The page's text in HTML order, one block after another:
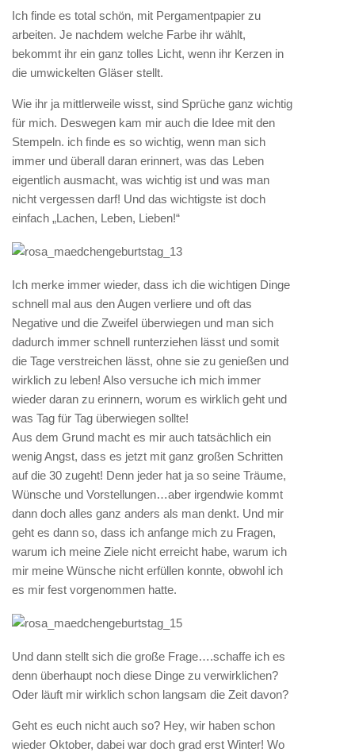
Ich finde es total schön, mit Pergamentpapier zu
arbeiten. Je nachdem welche Farbe ihr wählt,
bekommt ihr ein ganz tolles Licht, wenn ihr Kerzen in
die umwickelten Gläser stellt.
Wie ihr ja mittlerweile wisst, sind Sprüche ganz wichtig
für mich. Deswegen kam mir auch die Idee mit den
Stempeln. ich finde es so wichtig, wenn man sich
immer und überall daran erinnert, was das Leben
eigentlich ausmacht, was wichtig ist und was man
nicht vergessen darf! Und das wichtigste ist doch
einfach „Lachen, Leben, Lieben!“
Ich merke immer wieder, dass ich die wichtigen Dinge
schnell mal aus den Augen verliere und oft das
Negative und die Zweifel überwiegen und man sich
dadurch immer schnell runterziehen lässt und somit
die Tage verstreichen lässt, ohne sie zu genießen und
wirklich zu leben! Also versuche ich mich immer
wieder daran zu erinnern, worum es wirklich geht und
was Tag für Tag überwiegen sollte!
Aus dem Grund macht es mir auch tatsächlich ein
wenig Angst, dass es jetzt mit ganz großen Schritten
auf die 30 zugeht! Denn jeder hat ja so seine Träume,
Wünsche und Vorstellungen…aber irgendwie kommt
dann doch alles ganz anders als man denkt. Und mir
geht es dann so, dass ich anfange mich zu Fragen,
warum ich meine Ziele nicht erreicht habe, warum ich
mir meine Wünsche nicht erfüllen konnte, obwohl ich
es mir fest vorgenommen hatte.
Und dann stellt sich die große Frage….schaffe ich es
denn überhaupt noch diese Dinge zu verwirklichen?
Oder läuft mir wirklich schon langsam die Zeit davon?
Geht es euch nicht auch so? Hey, wir haben schon
wieder Oktober, dabei war doch grad erst Winter! Wo